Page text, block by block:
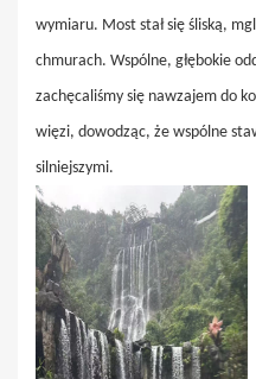
wymiaru. Most stał się śliską,
chmurach. Wspólne, głębokie
zachęcaliśmy się nawzajem do
więzi, dowodząc, że wspólne
silniejszymi.